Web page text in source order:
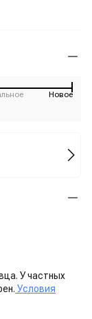
Новое
У частных
Условия